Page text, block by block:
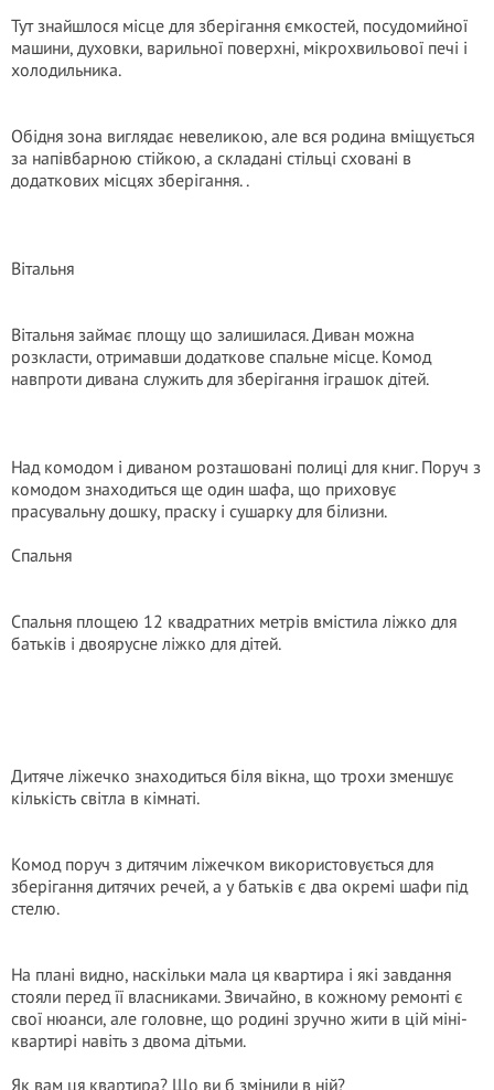
Тут знайшлося місце для зберігання ємкостей, посудомийної
машини, духовки, варильної поверхні, мікрохвильової печі і
холодильника.
Обідня зона виглядає невеликою, але вся родина вміщується
за напівбарною стійкою, а складані стільці сховані в
додаткових місцях зберігання. .
Вітальня
Вітальня займає площу що залишилася. Диван можна
розкласти, отримавши додаткове спальне місце. Комод
навпроти дивана служить для зберігання іграшок дітей.
Над комодом і диваном розташовані полиці для книг. Поруч з
комодом знаходиться ще один шафа, що приховує
прасувальну дошку, праску і сушарку для білизни.
Спальня
Спальня площею 12 квадратних метрів вмістила ліжко для
батьків і двоярусне ліжко для дітей.
Дитяче ліжечко знаходиться біля вікна, що трохи зменшує
кількість світла в кімнаті.
Комод поруч з дитячим ліжечком використовується для
зберігання дитячих речей, а у батьків є два окремі шафи під
стелю.
На плані видно, наскільки мала ця квартира і які завдання
стояли перед її власниками. Звичайно, в кожному ремонті є
свої нюанси, але головне, що родині зручно жити в цій міні-
квартирі навіть з двома дітьми.
Як вам ця квартира? Що ви б змінили в ній?